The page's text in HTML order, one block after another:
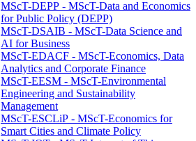
MScT-DEPP - MScT-Data and Economics
for Public Policy (DEPP)
MScT-DSAIB - MScT-Data Science and
AI for Business
MScT-EDACF - MScT-Economics, Data
Analytics and Corporate Finance
MScT-EESM - MScT-Environmental
Engineering and Sustainability
Management
MScT-ESCLiP - MScT-Economics for
Smart Cities and Climate Policy